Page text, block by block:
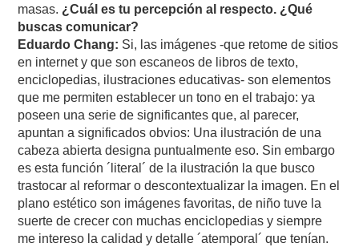
masas. ¿Cuál es tu percepción al respecto. ¿Qué
buscas comunicar?
Eduardo Chang: Si, las imágenes -que retome de sitios
en internet y que son escaneos de libros de texto,
enciclopedias, ilustraciones educativas- son elementos
que me permiten establecer un tono en el trabajo: ya
poseen una serie de significantes que, al parecer,
apuntan a significados obvios: Una ilustración de una
cabeza abierta designa puntualmente eso. Sin embargo
es esta función ´literal´ de la ilustración la que busco
trastocar al reformar o descontextualizar la imagen. En el
plano estético son imágenes favoritas, de niño tuve la
suerte de crecer con muchas enciclopedias y siempre
me intereso la calidad y detalle ´atemporal´ que tenían.